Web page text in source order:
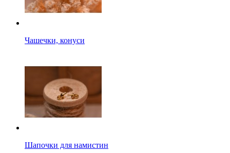
Чашечки, конуси
Шапочки для намистин